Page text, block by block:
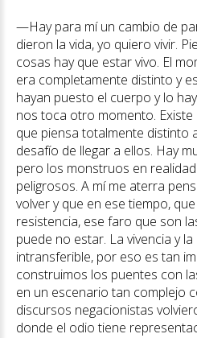
—Hay para mí un cambio de
dieron la vida, yo quiero vivir.
cosas hay que estar vivo. El
era completamente distinto y
hayan puesto el cuerpo y lo
nos toca otro momento.
que piensa totalmente distinto
desafío de llegar a ellos. Hay
pero los monstruos en
peligrosos. A mí me aterra
volver y que en ese tiempo,
resistencia, ese faro que son
puede no estar. La vivencia y
intransferible, por eso es tan
construimos los puentes con
en un escenario tan complejo
discursos negacionistas
donde el odio tiene